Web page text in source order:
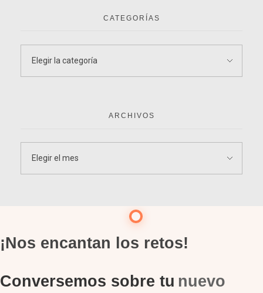
CATEGORÍAS
ARCHIVOS
¡Nos encantan los retos!
Conversemos sobre tu nuevo